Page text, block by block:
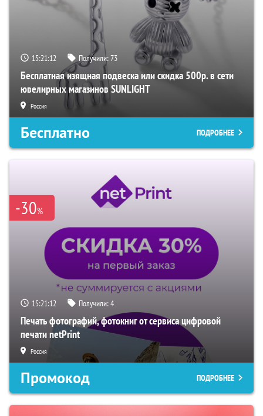
15:21:11 Получили:73
Бесплатная изящная подвеска или скидка 500р. в сети
ювелирных магазинов SUNLIGHT
Россия
Бесплатно ПОДРОБНЕЕ
-30%
15:21:11 Получили:4
Печать фотографий, фотокниг от сервиса цифровой
печати netPrint
Россия
Промокод ПОДРОБНЕЕ